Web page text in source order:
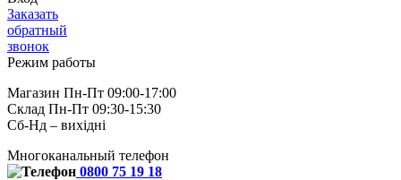
Заказать
обратный
звонок
Режим работы
Магазин Пн-Пт 09:00-17:00
Склад Пн-Пт 09:30-15:30
Сб-Нд – вихідні
Многоканальный телефон
0800 75 19 18